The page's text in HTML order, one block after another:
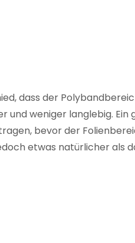
dass der
und weniger langlebig. Ein
bevor der
etwas natürlicher als